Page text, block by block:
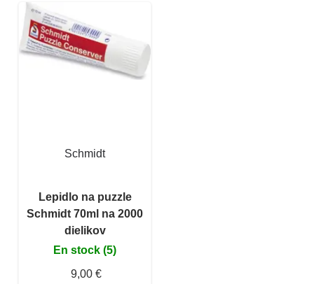
Schmidt
Lepidlo na puzzle
Schmidt 70ml na 2000
dielikov
En stock (5)
9,00 €